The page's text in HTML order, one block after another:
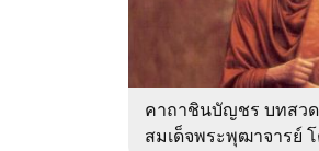
คาถาชินบัญชร บทสว
สมเด็จพระพุฒาจารย์